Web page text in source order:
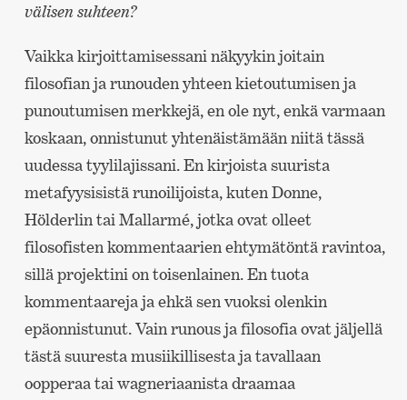
välisen suhteen?
Vaikka kirjoittamisessani näkyykin joitain
filosofian ja runouden yhteen kietoutumisen ja
punoutumisen merkkejä, en ole nyt, enkä varmaan
koskaan, onnistunut yhtenäistämään niitä tässä
uudessa tyylilajissani. En kirjoista suurista
metafyysisistä runoilijoista, kuten Donne,
Hölderlin tai Mallarmé, jotka ovat olleet
filosofisten kommentaarien ehtymätöntä ravintoa,
sillä projektini on toisenlainen. En tuota
kommentaareja ja ehkä sen vuoksi olenkin
epäonnistunut. Vain runous ja filosofia ovat jäljellä
tästä suuresta musiikillisesta ja tavallaan
oopperaa tai wagneriaanista draamaa